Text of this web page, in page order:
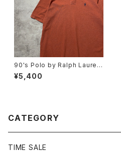
90's Polo by Ralph Lauren
ポロバイラルフローレン 刺繍
ワンポイント ポニー ブラウ
¥5,400
CATEGORY
TIME SALE